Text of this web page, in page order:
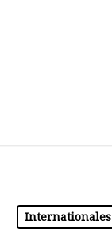
Internationales